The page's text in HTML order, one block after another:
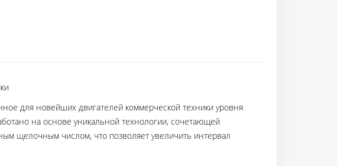
для новейших двигателей коммерческой техники уровня
на основе уникальной технологии, сочетающей
щелочным числом, что позволяет увеличить интервал